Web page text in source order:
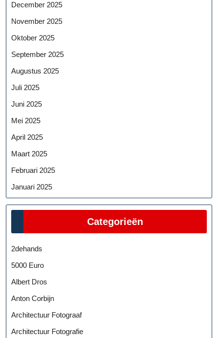
December 2025
November 2025
Oktober 2025
September 2025
Augustus 2025
Juli 2025
Juni 2025
Mei 2025
April 2025
Maart 2025
Februari 2025
Januari 2025
Categorieën
2dehands
5000 Euro
Albert Dros
Anton Corbijn
Architectuur Fotograaf
Architectuur Fotografie